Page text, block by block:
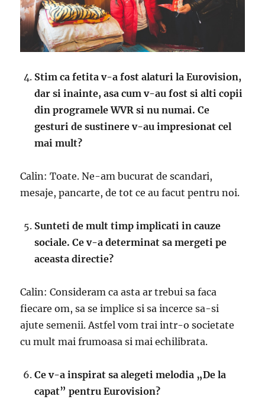
Stim ca fetita v-a fost alaturi la Eurovision,
dar si inainte, asa cum v-au fost si alti copii
din programele WVR si nu numai. Ce
gesturi de sustinere v-au impresionat cel
mai mult?
Calin: Toate. Ne-am bucurat de scandari,
mesaje, pancarte, de tot ce au facut pentru noi.
Sunteti de mult timp implicati in cauze
sociale. Ce v-a determinat sa mergeti pe
aceasta directie?
Calin: Consideram ca asta ar trebui sa faca
fiecare om, sa se implice si sa incerce sa-si
ajute semenii. Astfel vom trai intr-o societate
cu mult mai frumoasa si mai echilibrata.
Ce v-a inspirat sa alegeti melodia „De la
capat” pentru Eurovision?